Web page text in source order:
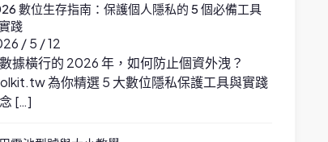
數位生存指南：保護個人隱私的 5 個必備工具
踐
/ 5 / 12
據橫行的 2026 年，如何防止個資外洩？
為你精選 5 大數位隱私保護工具與實踐
[…]